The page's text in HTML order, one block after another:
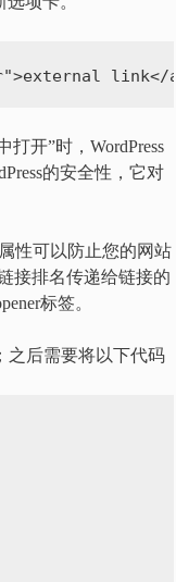
>external link</a
开”时，WordPress
的安全性，它对
性可以防止您的网站
接排名传递给链接的
标签。
之后需要将以下代码